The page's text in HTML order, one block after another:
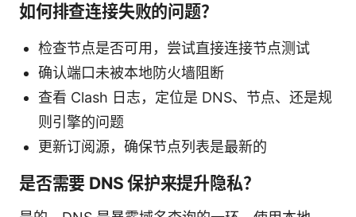
如何排查连接失败的问题？
检查节点是否可用，尝试直接连接节点测试
确认端口未被本地防火墙阻断
查看 Clash 日志，定位是 DNS、节点、还是规
则引擎的问题
更新订阅源，确保节点列表是最新的
是否需要 DNS 保护来提升隐私？